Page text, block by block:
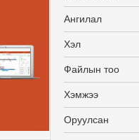
Ангилал
Хэл
Файлын тоо
Хэмжээ
Оруулсан